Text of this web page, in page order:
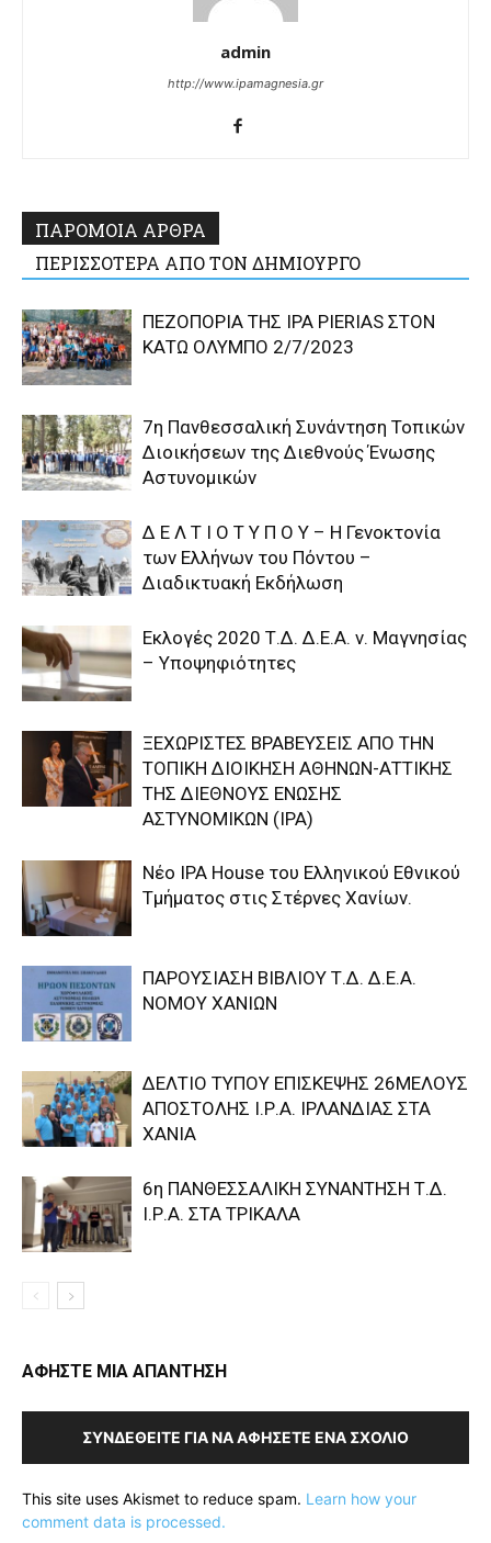
admin
http://www.ipamagnesia.gr
ΠΑΡΟΜΟΙΑ ΑΡΘΡΑ
ΠΕΡΙΣΣΟΤΕΡΑ ΑΠΟ ΤΟΝ ΔΗΜΙΟΥΡΓΟ
ΠΕΖΟΠΟΡΙΑ ΤΗΣ IPA PIERIAS ΣΤΟΝ
ΚΑΤΩ ΟΛΥΜΠΟ 2/7/2023
7η Πανθεσσαλική Συνάντηση Τοπικών
Διοικήσεων της Διεθνούς Ένωσης
Αστυνομικών
Δ Ε Λ Τ Ι Ο Τ Υ Π Ο Υ – Η Γενοκτονία
των Ελλήνων του Πόντου –
Διαδικτυακή Εκδήλωση
Εκλογές 2020 Τ.Δ. Δ.Ε.Α. ν. Μαγνησίας
– Υποψηφιότητες
ΞΕΧΩΡΙΣΤΕΣ ΒΡΑΒΕΥΣΕΙΣ ΑΠΟ ΤΗΝ
ΤΟΠΙΚΗ ΔΙΟΙΚΗΣΗ ΑΘΗΝΩΝ-ΑΤΤΙΚΗΣ
ΤΗΣ ΔΙΕΘΝΟΥΣ ΕΝΩΣΗΣ
ΑΣΤΥΝΟΜΙΚΩΝ (IPA)
Nέο IPA House του Ελληνικού Εθνικού
Τμήματος στις Στέρνες Χανίων.
ΠΑΡΟΥΣΙΑΣΗ ΒΙΒΛΙΟΥ Τ.Δ. Δ.Ε.Α.
ΝΟΜΟΥ ΧΑΝΙΩΝ
ΔΕΛΤΙΟ ΤΥΠΟΥ ΕΠΙΣΚΕΨΗΣ 26ΜΕΛΟΥΣ
ΑΠΟΣΤΟΛΗΣ Ι.Ρ.Α. ΙΡΛΑΝΔΙΑΣ ΣΤΑ
ΧΑΝΙΑ
6η ΠΑΝΘΕΣΣΑΛΙΚΗ ΣΥΝΑΝΤΗΣΗ Τ.Δ.
Ι.Ρ.Α. ΣΤΑ ΤΡΙΚΑΛΑ
ΑΦΗΣΤΕ ΜΙΑ ΑΠΑΝΤΗΣΗ
ΣΥΝΔΕΘΕΊΤΕ ΓΙΑ ΝΑ ΑΦΉΣΕΤΕ ΈΝΑ ΣΧΌΛΙΟ
This site uses Akismet to reduce spam. Learn how your
comment data is processed.